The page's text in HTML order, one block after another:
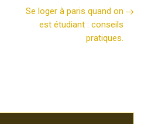
Se loger à paris quand on
est étudiant : conseils
pratiques.